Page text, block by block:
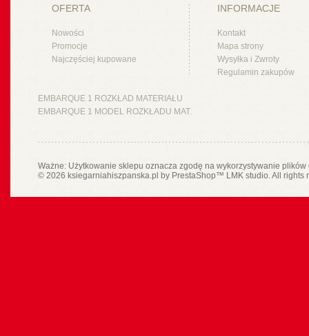
OFERTA
Nowości
Promocje
Najczęściej kupowane
INFORMACJE
Kontakt
Mapa strony
Wysyłka i Zwroty
Regulamin zakupów
EMBARQUE 1 ROZKŁAD MATERIAŁU
EMBARQUE 1 MODEL ROZKŁADU MAT.
Ważne: Użytkowanie sklepu oznacza zgodę na wykorzystywanie
© 2026 ksiegarniahiszpanska.pl by PrestaShop™ LMK studio. All rights